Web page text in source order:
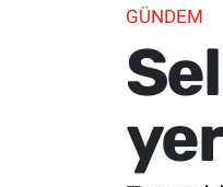
GÜNDEM